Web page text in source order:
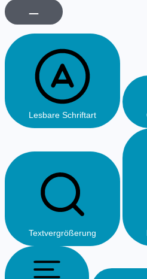
Lesbare Schriftart
Textvergrößerung